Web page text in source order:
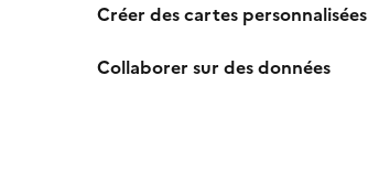
Créer des cartes personnalisées
Collaborer sur des données